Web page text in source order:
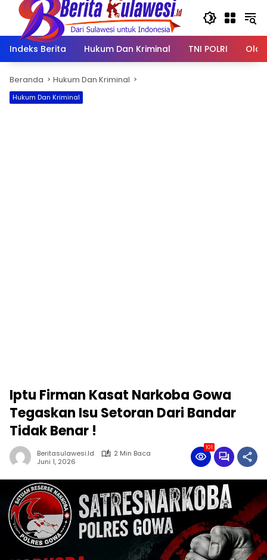
Langsung
konten
Indeks Berita
Hukum Dan Kriminal TNI POLRI
Beranda Hukum Dan Kriminal
Hukum Dan Kriminal
Iptu Firman Kasat Narkoba Gowa
Tegaskan Isu Setoran Dari Bandar
Tidak Benar !
Beritasulawesi.id
2 Min Baca
Juni 1, 2026
101